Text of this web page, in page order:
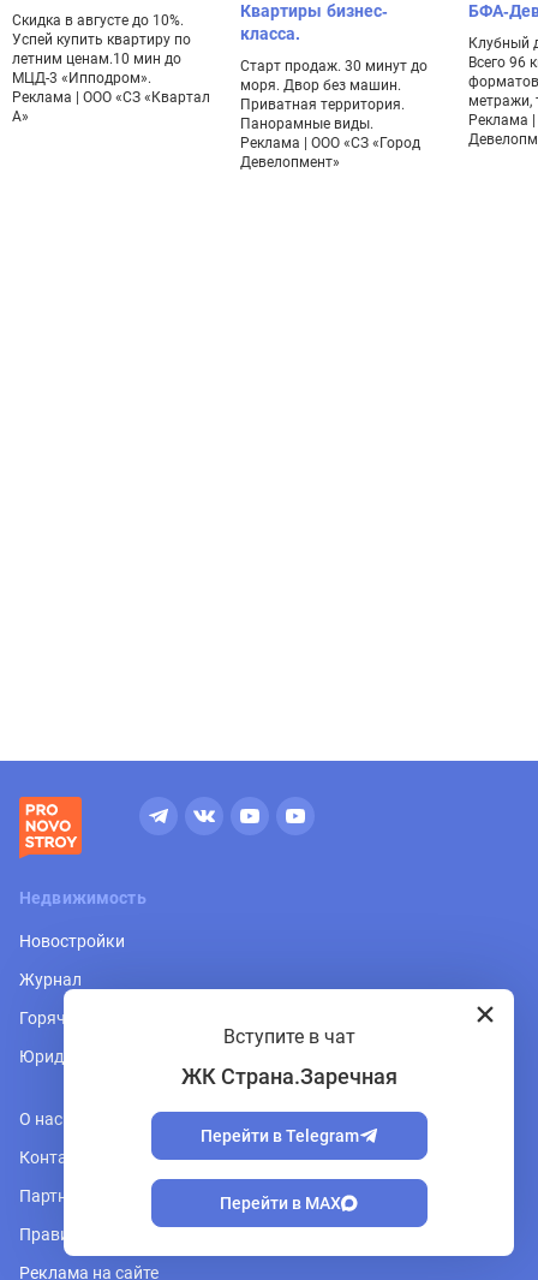
Скидка в августе до 10%.
Успей купить квартиру по
летним ценам.10 мин до
МЦД-3 «Ипподром».
Реклама | ООО «СЗ «Квартал
А»
Квартиры бизнес-
класса.
Старт продаж. 30 минут до
моря. Двор без машин.
Приватная территория.
Панорамные виды.
Реклама | ООО «СЗ «Город
Девелопмент»
БФА-
Клубный
Всего 96
метражи,
Реклама
Недвижимость
Новостройки
Журнал
Горячая линия
Юридическая консультация
О нас
Контакты
Партнеры
Правила форума
Реклама на сайте
Вступите в чат
ЖК Страна.Заречная
Перейти в Telegram
Перейти в MAX